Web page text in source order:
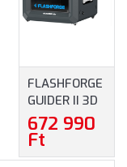
FLASHFORGE
GUIDER II 3D
NYOMTATÓ
672 990
Ft